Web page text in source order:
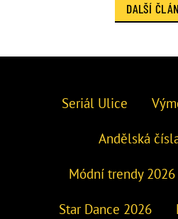
DALŠÍ
Seriál Ulice
Andělská
Módní trendy 2026
Star Dance 2026